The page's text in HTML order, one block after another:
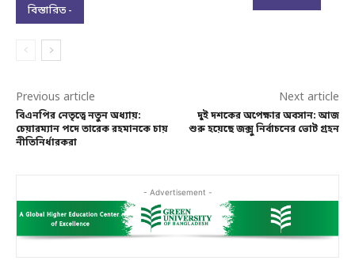
বিস্তারিত -
Previous article
বিএনপির নেতৃত্বে নতুন অধ্যায়:
চেয়ারম্যান পদে তারেক রহমানকে চায়
নীতিনির্ধারকরা
Next article
দুই দশকের অপেক্ষার অবসান: আজ
শুরু হয়েছে জক্সু নির্বাচনের ভোট গ্রহন
- Advertisement -